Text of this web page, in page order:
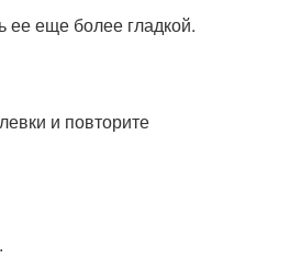
ее еще более гладкой.
и повторите